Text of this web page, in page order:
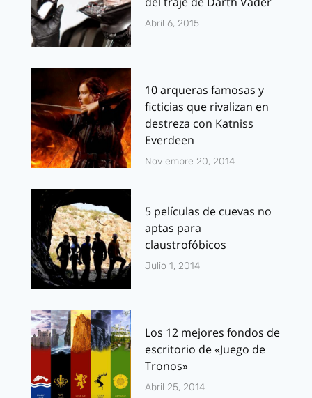
Abril 6, 2015
10 arqueras famosas y
ficticias que rivalizan en
destreza con Katniss
Everdeen
Noviembre 20, 2014
5 películas de cuevas no
aptas para
claustrofóbicos
Julio 1, 2014
Los 12 mejores fondos de
escritorio de «Juego de
Tronos»
Abril 25, 2014